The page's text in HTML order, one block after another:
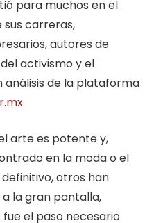
para muchos en el
carreras,
autores de
activismo y el
análisis de la plataforma
arte es potente y,
en la moda o el
otros han
la gran pantalla,
el paso necesario